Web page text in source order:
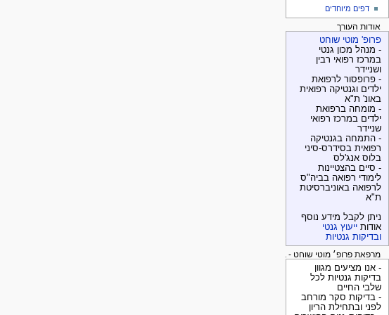
דפים מיוחדים
אודות העורך
פרופ' מוטי שוחט
- מנהל מכון גנטי
במרכז רפואי רבין
ושניידר
- פרופסור לרפואת
ילדים וגנטיקה רפואית
באונ' ת"א
- מומחה ברפואת
ילדים במרכז רפואי
שניידר
- התמחה בגנטיקה
רפואית בסידרס-סיני
בלוס אנג'לס
- סיים בהצטיינות
לימודי רפואה בביה"ס
לרפואה באוניברסיטת
ת"א
ניתן לקבל מידע נוסף
אודות ייעוץ גנטי
ובדיקות גנטיות
מרפאת פרופ׳ מוטי שוחט - בדיקות גנטיות
- אנו מציעים מגוון
בדיקות גנטיות לכל
שלבי החיים
- בדיקות סקר מורחב
לפני ובתחילת הריון